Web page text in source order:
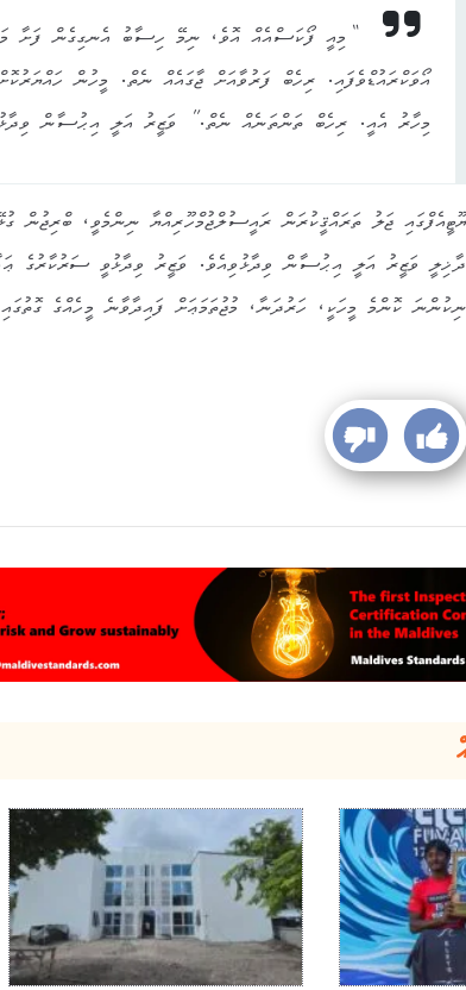
“މިއީ ފޯކަސްއެއް އޮވެ، ނިމޭ ހިސާބު އެނގިގެން ފަށާ
އޯވަކްރައުޑްވެފައި. ރިހެބް ފަރުވާއަށް ޖާގައެއް ނެތް. މީހުން
މިހާރު އެއީ. ރިހެބް ތަންތަނެއް ނެތް.” ވަޒީރު އަލީ އިޙުސާން
ޔޫޓީއެފްގައި ޖަލު ތަރައްޤީކުރަން ރައީސުލްޖުމްހޫރިއްޔާ ނިންމެވީ، ބްރިޖުން
ދާޚިލީ ވަޒީރު އަލީ އިޙުސާން ވިދާޅުވިއެވެ. ވަޒީރު ވިދާޅުވީ ސަރުކާރުގެ
ނިކުންނަ ކޮންމެ މީހަކީ، ހަރުދަނާ، މުޖުތަމަޢަށް ފައިދާވާނެ މީހެއްގެ